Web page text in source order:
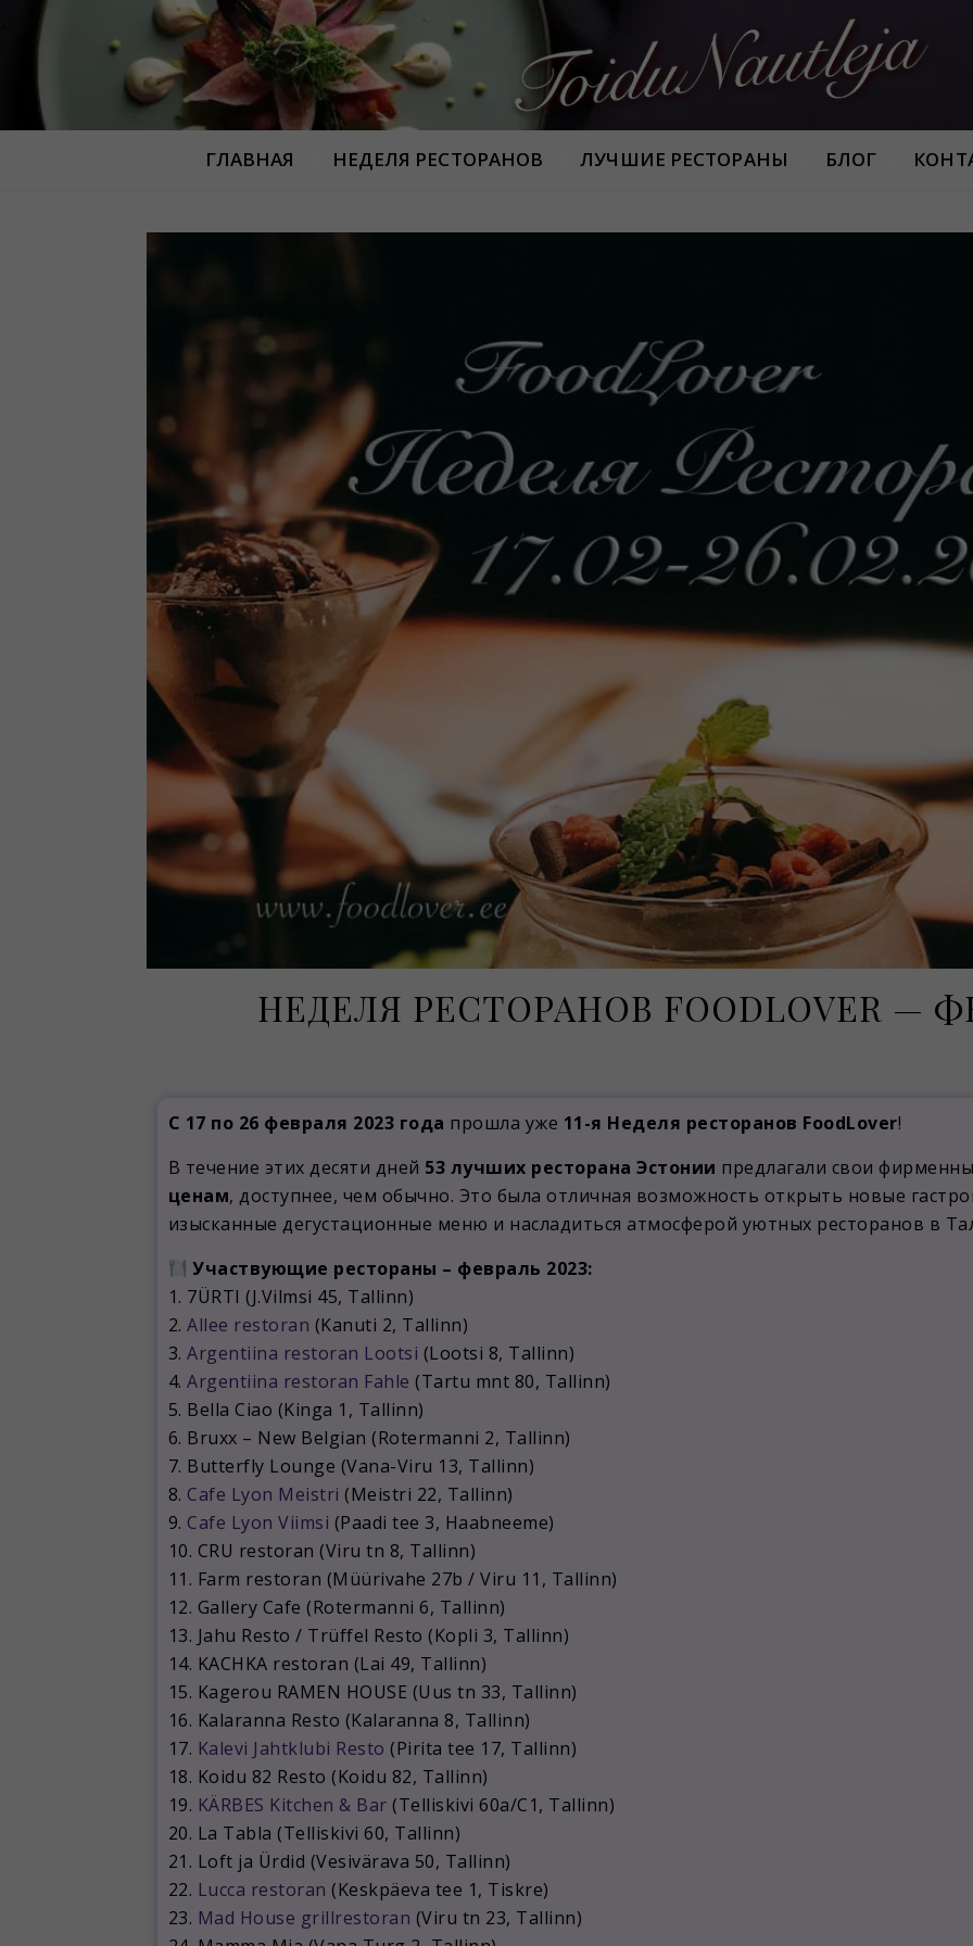
ГЛАВНАЯ НЕДЕЛЯ РЕСТОРАНОВ ЛУЧШИЕ РЕСТОРАНЫ БЛОГ
НЕДЕЛЯ РЕСТОРАНОВ FOODLOVER —
С 17 по 26 февраля 2023 года прошла уже 11-я Неделя ресторанов FoodLover!
В течение этих десяти дней 53 лучших ресторана Эстонии предлагали свои
ценам, доступнее, чем обычно. Это была отличная возможность открыть новые
изысканные дегустационные меню и насладиться атмосферой уютных ресторанов в
Участвующие рестораны – февраль 2023:
1. 7ÜRTI (J.Vilmsi 45, Tallinn)
2. Allee restoran (Kanuti 2, Tallinn)
3. Argentiina restoran Lootsi (Lootsi 8, Tallinn)
4. Argentiina restoran Fahle (Tartu mnt 80, Tallinn)
5. Bella Ciao (Kinga 1, Tallinn)
6. Bruxx – New Belgian (Rotermanni 2, Tallinn)
7. Butterfly Lounge (Vana-Viru 13, Tallinn)
8. Cafe Lyon Meistri (Meistri 22, Tallinn)
9. Cafe Lyon Viimsi (Paadi tee 3, Haabneeme)
10. CRU restoran (Viru tn 8, Tallinn)
11. Farm restoran (Müürivahe 27b / Viru 11, Tallinn)
12. Gallery Cafe (Rotermanni 6, Tallinn)
13. Jahu Resto / Trüffel Resto (Kopli 3, Tallinn)
14. KACHKA restoran (Lai 49, Tallinn)
15. Kagerou RAMEN HOUSE (Uus tn 33, Tallinn)
16. Kalaranna Resto (Kalaranna 8, Tallinn)
17. Kalevi Jahtklubi Resto (Pirita tee 17, Tallinn)
18. Koidu 82 Resto (Koidu 82, Tallinn)
19. KÄRBES Kitchen & Bar (Telliskivi 60a/C1, Tallinn)
20. La Tabla (Telliskivi 60, Tallinn)
21. Loft ja Ürdid (Vesivärava 50, Tallinn)
22. Lucca restoran (Keskpäeva tee 1, Tiskre)
23. Mad House grillrestoran (Viru tn 23, Tallinn)